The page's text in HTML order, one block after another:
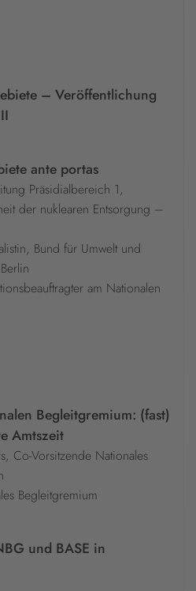
– Veröffentlichung
ante portas
Präsidialbereich 1,
der nuklearen Entsorgung –
Bund für Umwelt und
am Nationalen
Begleitgremium: (fast)
Amtszeit
Co-Vorsitzende Nationales
Begleitgremium
und BASE in